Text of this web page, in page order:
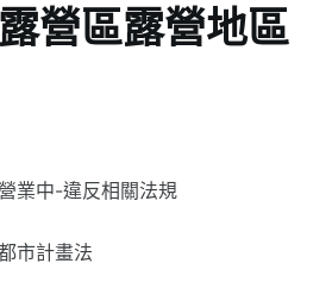
營區露營地區
業中-違反相關法規
市計畫法